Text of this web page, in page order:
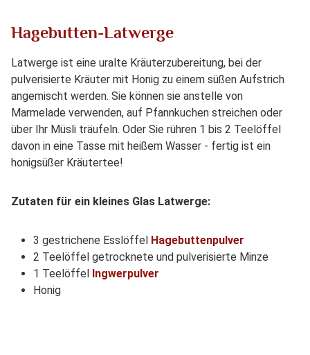
Hagebutten-Latwerge
Latwerge ist eine uralte Kräuterzubereitung, bei der
pulverisierte Kräuter mit Honig zu einem süßen Aufstrich
angemischt werden. Sie können sie anstelle von
Marmelade verwenden, auf Pfannkuchen streichen oder
über Ihr Müsli träufeln. Oder Sie rühren 1 bis 2 Teelöffel
davon in eine Tasse mit heißem Wasser - fertig ist ein
honigsüßer Kräutertee!
Zutaten für ein kleines Glas Latwerge:
3 gestrichene Esslöffel
Hagebuttenpulver
2 Teelöffel getrocknete und pulverisierte Minze
1 Teelöffel
Ingwerpulver
Honig